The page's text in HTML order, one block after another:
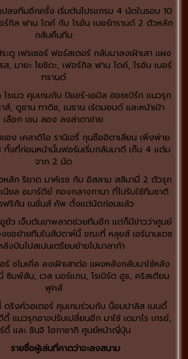
ลงทีมอีกครั้ง เริ่มต้นโปรแกรม 4 นัดในรอบ 10
ร์กิล ฟาน ไดค์ กับ ไรอัน เบอร์ทรานด์ 2 ตัวหลัก
กลับคืนทีม
ตู เฟรเซอร์ ฟอร์สเตอร์ กลับมาลงเฝ้าเสา แผง
ส, มายะ โยชิดะ, เฟอร์กิล ฟาน ไดค์, ไรอัน เบอร์
ทรานด์
รเมว คุมเกมกับ ปิแอร์-เอมิล ฮอยเบิร์ก แนวรุก
ส์, ดูซาน ทาดิช, เนธาน เร้ดมอนด์ และหน้าเป้า
เลือก เชน ลอง ลงล่าตาข่าย
อง เคลาดิโอ รานิเอรี่ กุนซืออิตาเลียน เพิ่งพ่าย
ทั้งที่ก่อนหน้านั้นฟอร์มเริ่มกลับมาดี เก็บ 4 แต้ม
จาก 2 นัด
ลัก ริยาด มาห์เรซ กับ อิสลาม สลิมานี่ 2 ตัวรุก
นียล อมาร์ตีย์ กองกลางกานา ที่ไปรับใช้ทีมชาติ
ฟริกัน เนชั่นส์ คัพ ตั้งแต่นัดก่อนแล้ว
อูยัว เจ็บต้นขาพลาดช่วยทีมอีก แต่ก็มีข่าวว่าศูนย์
ขอย้ายทีมในสัปดาห์นี้ ขณะที่ หลุยส์ เอร์นานเดซ
งบินไปสเปนเตรียมย้ายไปมาลาก้า
ชไมเคิ่ล ลงเฝ้าเสาต่อ แผงหลังกลับมาใช้หลัง
มพ์สัน, เวส มอร์แกน, โรเบิร์ต ฮูธ, คริสเตียน
ฟุคส์
ริงค์วอเตอร์ คุมเกมร่วมกับ น็อมปาลิส เมนดี้
แนวรุกอาจปรับเปลี่ยนอีก มาใช้ เดมาไร เกรย์,
ร์ดี้ และ ชินจิ โอกาซากิ ศูนย์หน้าญี่ปุ่น
ยชื่อผู้เล่นที่คาดว่าจะลงสนาม